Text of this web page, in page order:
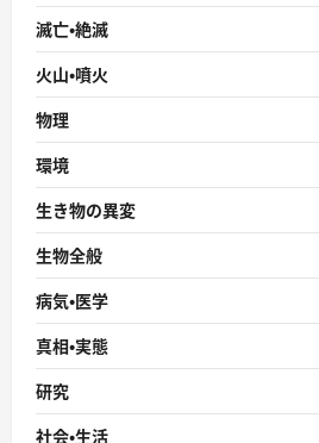
滅亡・絶滅
火山・噴火
物理
環境
生き物の異変
生物全般
病気・医学
真相・実態
研究
社会・生活